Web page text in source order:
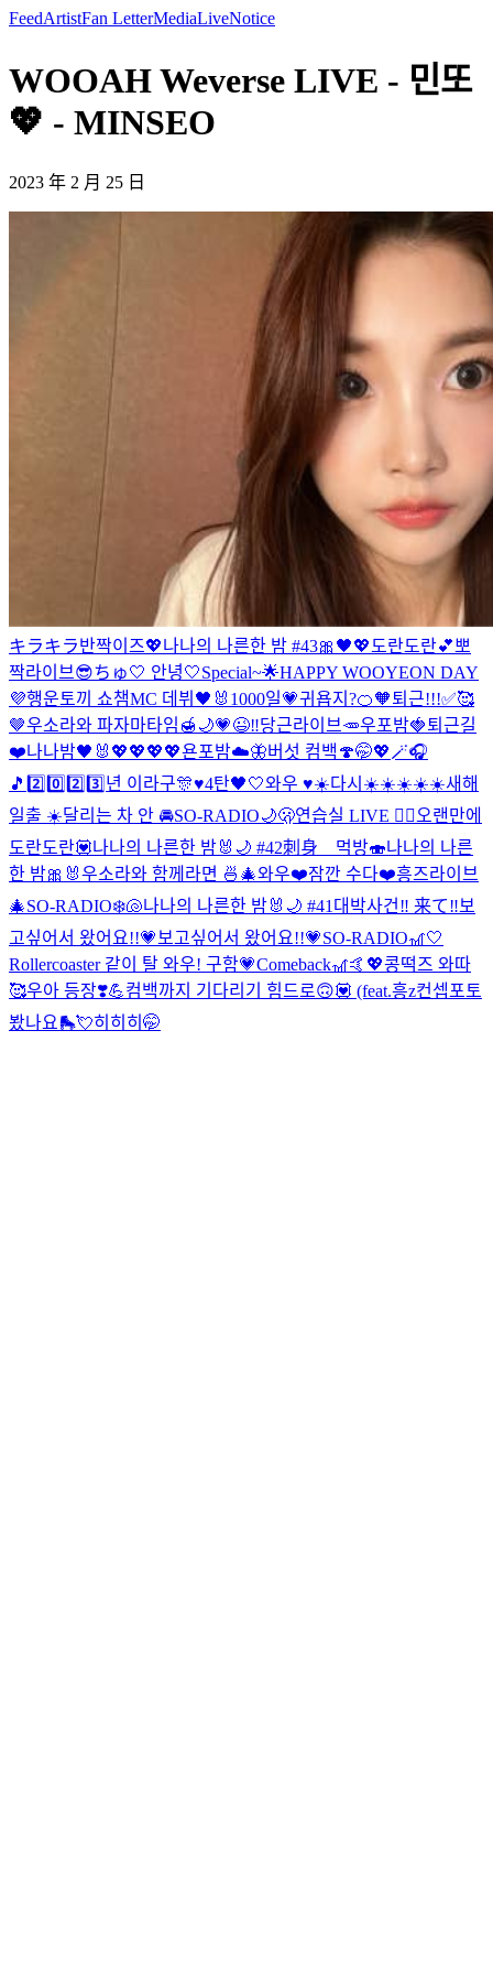
FeedArtistFan LetterMediaLiveNotice
WOOAH Weverse LIVE - 민또
💖 - MINSEO
2023 年 2 月 25 日
キラキラ반짝이즈💖나나의 나른한 밤 #43🎀🖤💖 도란도란💕뽀
짝라이브😎ちゅ🤍 안녕🤍Special~🌟HAPPY WOOYEON DAY
💜행운토끼 쇼챔MC 데뷔🖤🐰 1000일💗귀욥지?🍊🧡퇴근!!!✅🥰
🤎우소라와 파자마타임🍯🌙💗😉‼️당근라이브🥕우포밤🍓퇴근길
❤️나나밤🖤🐰 💖💖💖💖욘포밤☁️🦋버섯 컴백🍄🤭💖🪄🎧
🎵 2️⃣0️⃣2️⃣3️⃣년 이라구🎊♥️4탄🖤🤍와우 ♥️☀️다시☀️☀️☀️☀️☀️새해
일출 ☀️달리는 차 안 🚘SO-RADIO🌙🫢연습실 LIVE ❤️‍🔥 오랜만에
도란도란💟나나의 나른한 밤🐰🌙 #42刺身 먹방🍣나나의 나른
한 밤🎀🐰우소라와 함께라면 🍜🎄와우❤️잠깐 수다❤️흥즈라이브
🎄SO-RADIO❄️🐚나나의 나른한 밤🐰🌙 #41 대박사건‼️ 来て‼️보
고싶어서 왔어요!!💗 보고싶어서 왔어요!!💗SO-RADIO🎢🤍
Rollercoaster 같이 탈 와우! 구함💗Comeback🎢🤙💖콩떡즈 와따
🥰우아 등장❣️💪컴백까지 기다리기 힘드로🙃💟 (feat.흥z컨셉포토
봤나요🛼💘히히히🤭